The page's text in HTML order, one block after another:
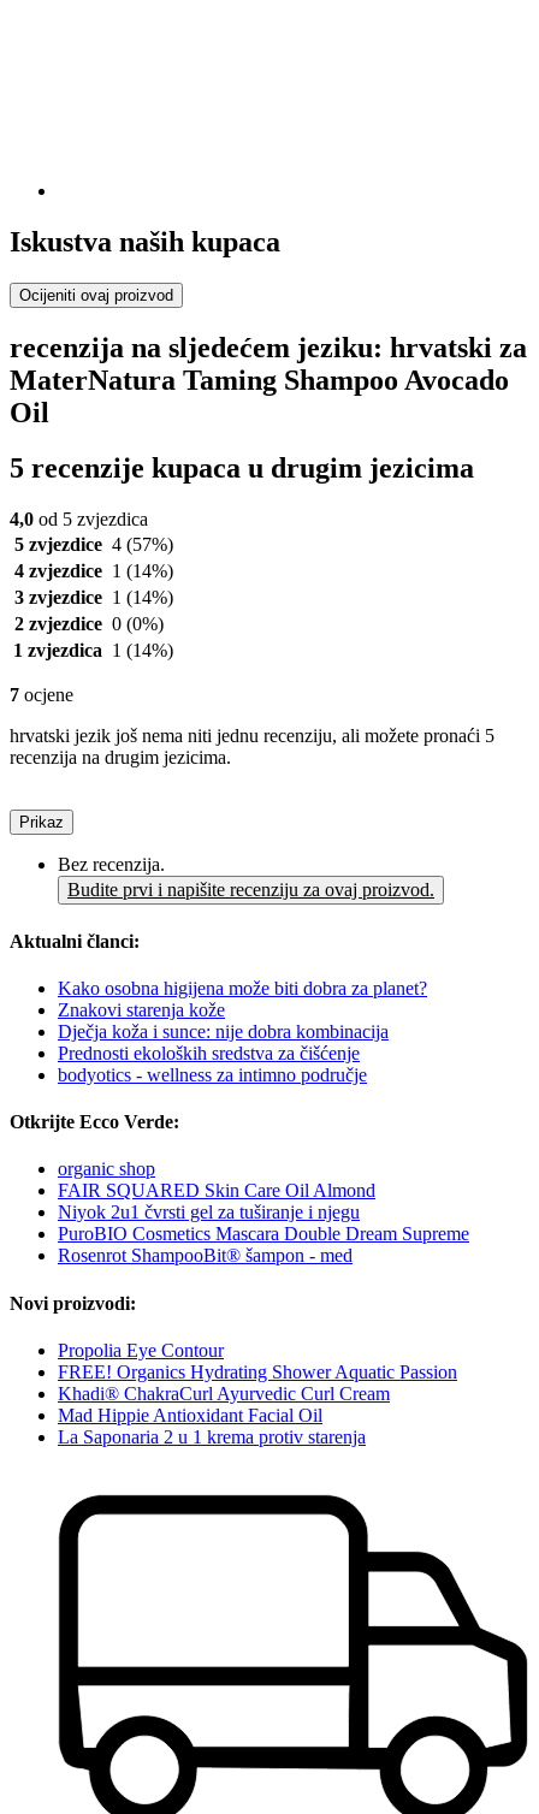
Iskustva naših kupaca
Ocijeniti ovaj proizvod
recenzija na sljedećem jeziku: hrvatski za
MaterNatura Taming Shampoo Avocado
Oil
5 recenzije kupaca u drugim jezicima
4,0 od 5 zvjezdica
5 zvjezdice 4 (57%)
4 zvjezdice 1 (14%)
3 zvjezdice 1 (14%)
2 zvjezdice 0 (0%)
1 zvjezdica 1 (14%)
7 ocjene
hrvatski jezik još nema niti jednu recenziju, ali možete pronaći 5
recenzija na drugim jezicima.
Prikaz
Bez recenzija.
Budite prvi i napišite recenziju za ovaj proizvod.
Aktualni članci:
Kako osobna higijena može biti dobra za planet?
Znakovi starenja kože
Dječja koža i sunce: nije dobra kombinacija
Prednosti ekoloških sredstva za čišćenje
bodyotics - wellness za intimno područje
Otkrijte Ecco Verde:
organic shop
FAIR SQUARED Skin Care Oil Almond
Niyok 2u1 čvrsti gel za tuširanje i njegu
PuroBIO Cosmetics Mascara Double Dream Supreme
Rosenrot ShampooBit® šampon - med
Novi proizvodi:
Propolia Eye Contour
FREE! Organics Hydrating Shower Aquatic Passion
Khadi® ChakraCurl Ayurvedic Curl Cream
Mad Hippie Antioxidant Facial Oil
La Saponaria 2 u 1 krema protiv starenja